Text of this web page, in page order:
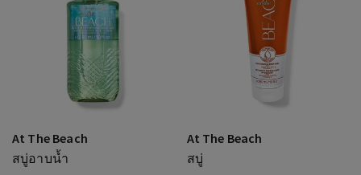
At The Beach
สบู่อาบน้ำ
At The Beach
สบู่